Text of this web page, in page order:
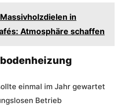
in
Atmosphäre schaffen
einmal im Jahr gewartet
Betrieb